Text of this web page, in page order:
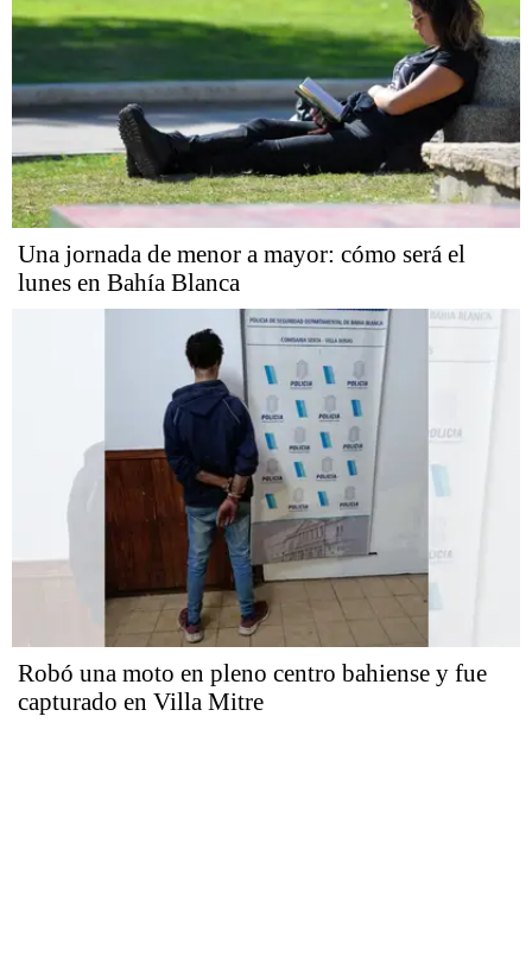
Una jornada de menor a mayor: cómo será el
lunes en Bahía Blanca
Robó una moto en pleno centro bahiense y fue
capturado en Villa Mitre